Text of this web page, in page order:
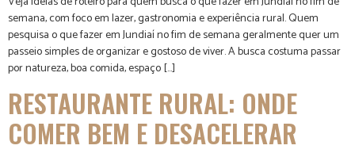
semana, com foco em lazer, gastronomia e experiência rural. Quem
pesquisa o que fazer em Jundiaí no fim de semana geralmente quer um
passeio simples de organizar e gostoso de viver. A busca costuma passar
por natureza, boa comida, espaço […]
RESTAURANTE RURAL: ONDE
COMER BEM E DESACELERAR